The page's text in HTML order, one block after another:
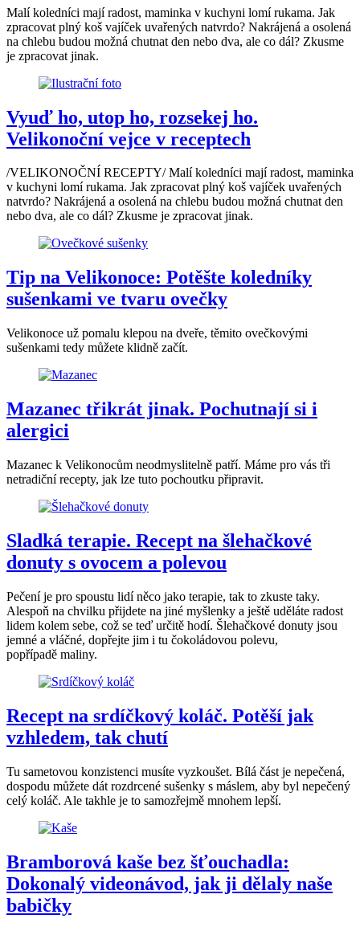
Malí koledníci mají radost, maminka v kuchyni lomí rukama. Jak
zpracovat plný koš vajíček uvařených natvrdo? Nakrájená a osolená
na chlebu budou možná chutnat den nebo dva, ale co dál? Zkusme
je zpracovat jinak.
Vyuď ho, utop ho, rozsekej ho.
Velikonoční vejce v receptech
/VELIKONOČNÍ RECEPTY/ Malí koledníci mají radost, maminka
v kuchyni lomí rukama. Jak zpracovat plný koš vajíček uvařených
natvrdo? Nakrájená a osolená na chlebu budou možná chutnat den
nebo dva, ale co dál? Zkusme je zpracovat jinak.
Tip na Velikonoce: Potěšte koledníky
sušenkami ve tvaru ovečky
Velikonoce už pomalu klepou na dveře, těmito ovečkovými
sušenkami tedy můžete klidně začít.
Mazanec třikrát jinak. Pochutnají si i
alergici
Mazanec k Velikonocům neodmyslitelně patří. Máme pro vás tři
netradiční recepty, jak lze tuto pochoutku připravit.
Sladká terapie. Recept na šlehačkové
donuty s ovocem a polevou
Pečení je pro spoustu lidí něco jako terapie, tak to zkuste taky.
Alespoň na chvilku přijdete na jiné myšlenky a ještě uděláte radost
lidem kolem sebe, což se teď určitě hodí. Šlehačkové donuty jsou
jemné a vláčné, dopřejte jim i tu čokoládovou polevu,
popřípadě maliny.
Recept na srdíčkový koláč. Potěší jak
vzhledem, tak chutí
Tu sametovou konzistenci musíte vyzkoušet. Bílá část je nepečená,
dospodu můžete dát rozdrcené sušenky s máslem, aby byl nepečený
celý koláč. Ale takhle je to samozřejmě mnohem lepší.
Bramborová kaše bez šťouchadla:
Dokonalý videonávod, jak ji dělaly naše
babičky